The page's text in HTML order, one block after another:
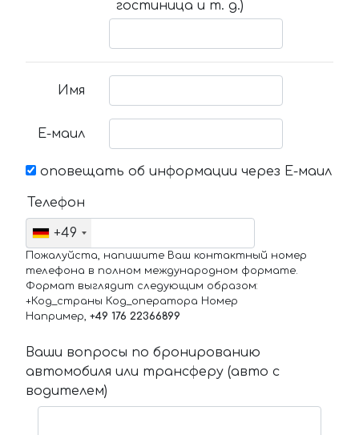
гостиница и т. д.)
Имя
Е-маил
оповещать об информации через Е-маил
Телефон
+49
Пожалуйста, напишите Ваш контактный номер
телефона в полном международном формате.
Формат выглядит следующим образом:
+Код_страны Код_оператора Номер
Например, +49 176 22366899
Ваши вопросы по бронированию
автомобиля или трансферу (авто с
водителем)